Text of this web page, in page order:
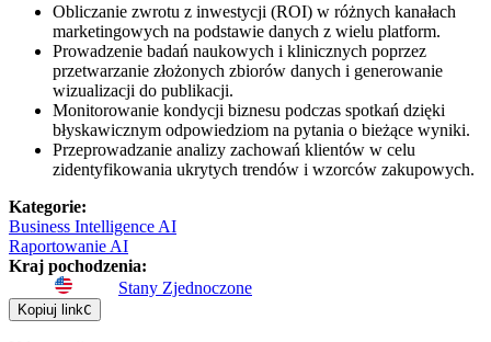
Obliczanie zwrotu z inwestycji (ROI) w różnych kanałach
marketingowych na podstawie danych z wielu platform.
Prowadzenie badań naukowych i klinicznych poprzez
przetwarzanie złożonych zbiorów danych i generowanie
wizualizacji do publikacji.
Monitorowanie kondycji biznesu podczas spotkań dzięki
błyskawicznym odpowiedziom na pytania o bieżące wyniki.
Przeprowadzanie analizy zachowań klientów w celu
zidentyfikowania ukrytych trendów i wzorców zakupowych.
Kategorie:
Business Intelligence AI
Raportowanie AI
Kraj pochodzenia:
Stany Zjednoczone
Kopiuj linkC